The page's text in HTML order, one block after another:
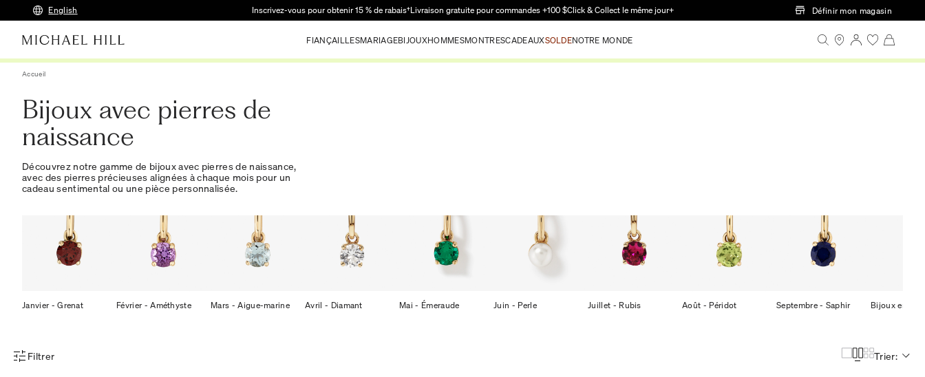
Passer au contenu principal
English Inscrivez-vous pour obtenir 15 % de rabais†Livraison gratuite pour commandes +100 $Click & Collect le même jour+ Définir mon magasin
FIANÇAILLESMARIAGEBIJOUXHOMMESMONTRESCADEAUXSOLDENOTRE MONDE
Accueil
Bijoux avec pierres de
naissance
Découvrez notre gamme de bijoux avec pierres de naissance,
avec des pierres précieuses alignées à chaque mois pour un
cadeau sentimental ou une pièce personnalisée.
Janvier - Grenat Février - Améthyste Mars - Aigue-marine Avril - Diamant Mai - Émeraude Juin - Perle Juillet - Rubis Août - Péridot Septembre - Saphir Bijoux en
Menu des filtres d'articles
Filtrer Trier: